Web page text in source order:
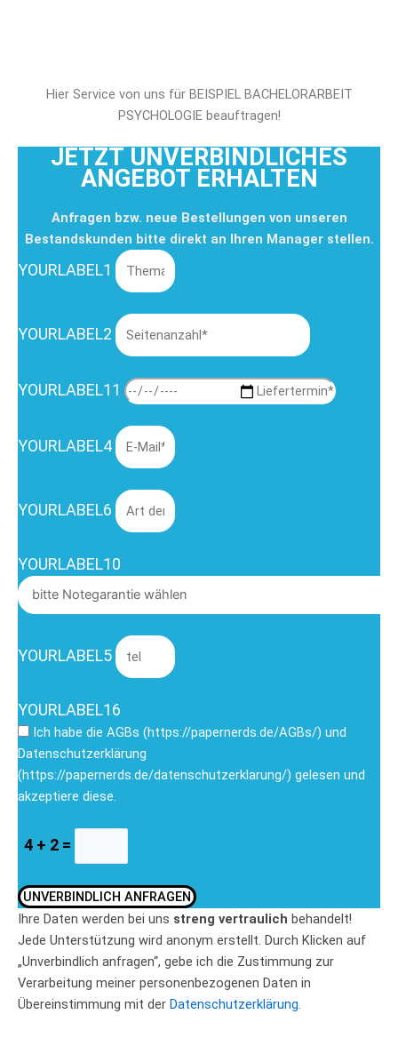
Hier Service von uns für BEISPIEL BACHELORARBEIT
PSYCHOLOGIE beauftragen!
JETZT UNVERBINDLICHES
ANGEBOT ERHALTEN
Anfragen bzw. neue Bestellungen von unseren
Bestandskunden bitte direkt an Ihren Manager stellen.
YOURLABEL1
YOURLABEL2
YOURLABEL11
YOURLABEL4
YOURLABEL6
YOURLABEL10
YOURLABEL5
YOURLABEL16
Ich habe die AGBs (https://papernerds.de/AGBs/) und
Datenschutzerklärung
(https://papernerds.de/datenschutzerklarung/) gelesen und
akzeptiere diese.
4 + 2 =
UNVERBINDLICH ANFRAGEN
Ihre Daten werden bei uns streng vertraulich behandelt!
Jede Unterstützung wird anonym erstellt. Durch Klicken auf
„Unverbindlich anfragen“, gebe ich die Zustimmung zur
Verarbeitung meiner personenbezogenen Daten in
Übereinstimmung mit der Datenschutzerklärung.